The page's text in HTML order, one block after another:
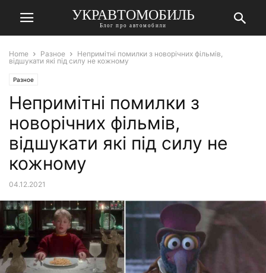
УКРАВТОМОБИЛЬ
Блог про автомобили
Home Разное
Непримітні помилки з новорічних фільмів,
відшукати які під силу не кожному
Разное
Непримітні помилки з
новорічних фільмів,
відшукати які під силу не
кожному
04.12.2021